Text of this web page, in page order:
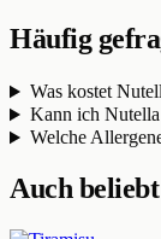
Häufig
Was kostet
Kann ich
Welche
Auch